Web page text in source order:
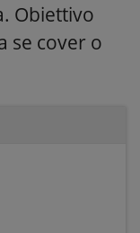
Obiettivo
se cover o